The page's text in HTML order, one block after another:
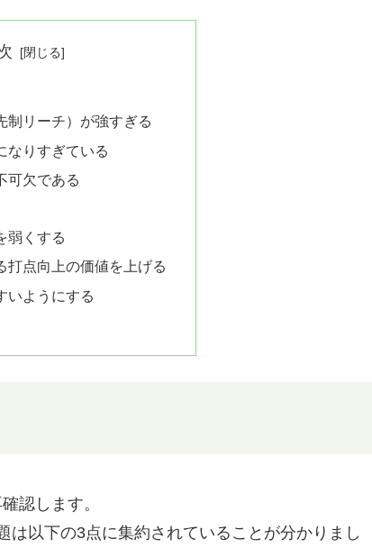
制リーチ）が強すぎる
なりすぎている
可欠である
弱くする
打点向上の価値を上げる
いようにする
認します。
以下の3点に集約されていることが分かりまし